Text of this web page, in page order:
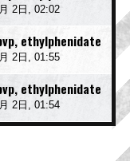
2日, 02:02
ethylphenidate
2日, 01:55
ethylphenidate
2日, 01:54